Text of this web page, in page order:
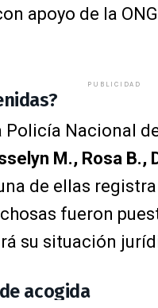
apoyo de la
PUBLICIDAD
Policía Nacional
M., Rosa B.,
de ellas
fueron
su situación
acogida